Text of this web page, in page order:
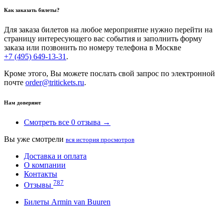
Как заказать билеты?
Для заказа билетов на любое мероприятие нужно перейти на
страницу интересующего вас события и заполнить форму
заказа или позвонить по номеру телефона в Москве
+7 (495) 649-13-31 .
Кроме этого, Вы можете послать свой запрос по электронной
почте order@tritickets.ru.
Нам доверяют
Смотреть все 0 отзыва →
Вы уже смотрели вся история просмотров
Доставка и оплата
О компании
Контакты
Отзывы 787
Билеты Armin van Buuren